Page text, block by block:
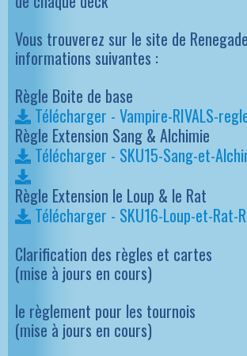
Vous trouverez sur le site de
informations suivantes :
Règle Boite de base
Télécharger - Vampire-RIVALS-
Règle Extension Sang & Alchimie
Télécharger - SKU15-Sang-et-
Règle Extension le Loup & le Rat
Télécharger - SKU16-Loup-et-Rat-
Clarification des règles et cartes
(mise à jours en cours)
le règlement pour les tournois
(mise à jours en cours)